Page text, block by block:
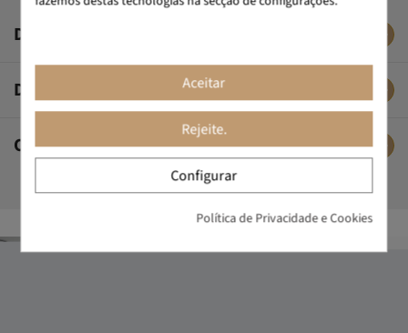
DESCRIÇÃO
DADOS TÉCNICOS
OPINIÕES DE CLIENTES
Aceitar
Rejeite.
Configurar
Política de Privacidade e Cookies